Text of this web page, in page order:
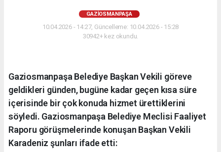
GAZIOSMANPAŞA
10.04.2026 - 14:27, Güncelleme: 10.04.2026 - 15:28
30942+ kez okundu.
Gaziosmanpaşa Belediye Başkan Vekili göreve
geldikleri günden, bugüne kadar geçen kısa süre
içerisinde bir çok konuda hizmet ürettiklerini
söyledi. Gaziosmanpaşa Belediye Meclisi Faaliyet
Raporu görüşmelerinde konuşan Başkan Vekili
Karadeniz şunları ifade etti: